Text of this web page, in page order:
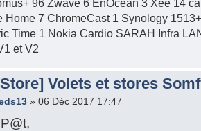
96 Zwave 6 EnOcean 3 Xee 14
Home 7 ChromeCast 1 Synology
Time 1 Nokia Cardio SARAH Infra
et V2
Volets et stores
» 06 Déc 2017 17:47